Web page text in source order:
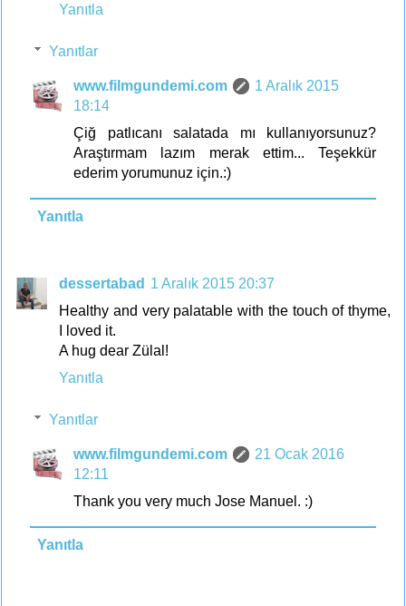
Yanıtla
Yanıtlar
www.filmgundemi.com
1 Aralık 2015
18:14
Çiğ patlıcanı salatada mı kullanıyorsunuz?
Araştırmam lazım merak ettim... Teşekkür
ederim yorumunuz için.:)
Yanıtla
dessertabad 1 Aralık 2015 20:37
Healthy and very palatable with the touch of thyme,
I loved it.
A hug dear Zülal!
Yanıtla
Yanıtlar
www.filmgundemi.com
21 Ocak 2016
12:11
Thank you very much Jose Manuel. :)
Yanıtla